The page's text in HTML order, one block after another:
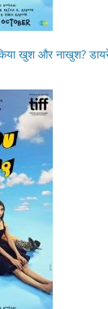
खुश और नाखुश?